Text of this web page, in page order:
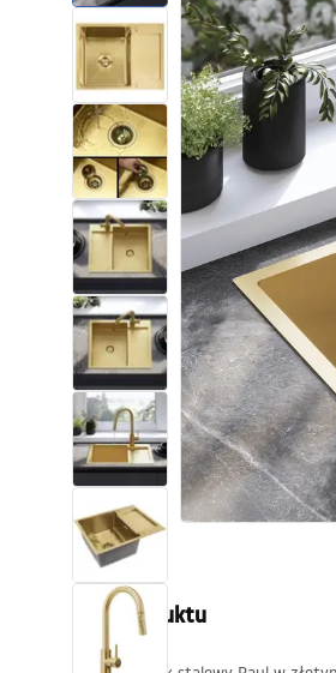
Brodziki prysznicowe
Odpływy liniowe
Toalety, ubikacje
Umywalki
Wanny i parawany
Baterie
Natryski
Kuchnia
Akcesoria i meble
Opis produktu